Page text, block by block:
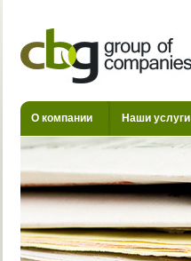
О компании Наши услуги